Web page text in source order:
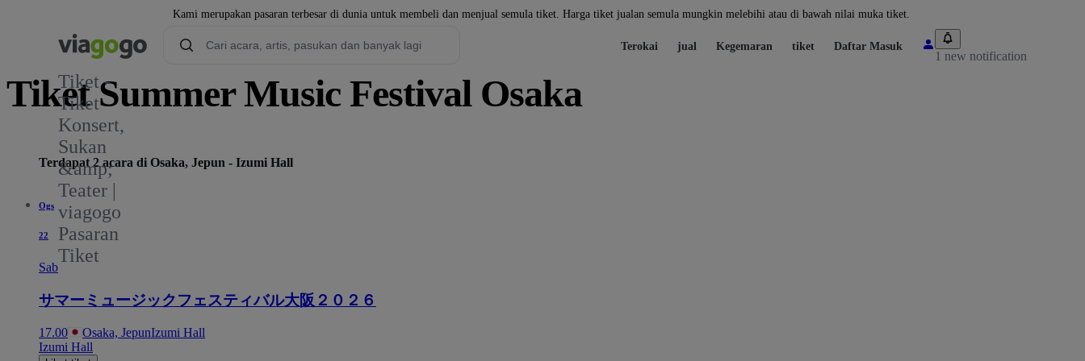
Kami merupakan pasaran terbesar di dunia untuk membeli dan menjual semula tiket. Harga tiket jualan semula mungkin melebihi atau di bawah nilai muka tiket.
Tiket -
Tiket
Konsert,
Sukan
&amp;
Teater |
viagogo
Pasaran
Tiket
Terokai jual Kegemaran tiket Daftar Masuk
1 new notification
Tiket Summer Music Festival Osaka
Terdapat 2 acara di Osaka, Jepun - Izumi Hall
Ogs
22
Sab
サマーミュージックフェスティバル大阪２０２６
17.00 Osaka, JepunIzumi Hall
Izumi Hall